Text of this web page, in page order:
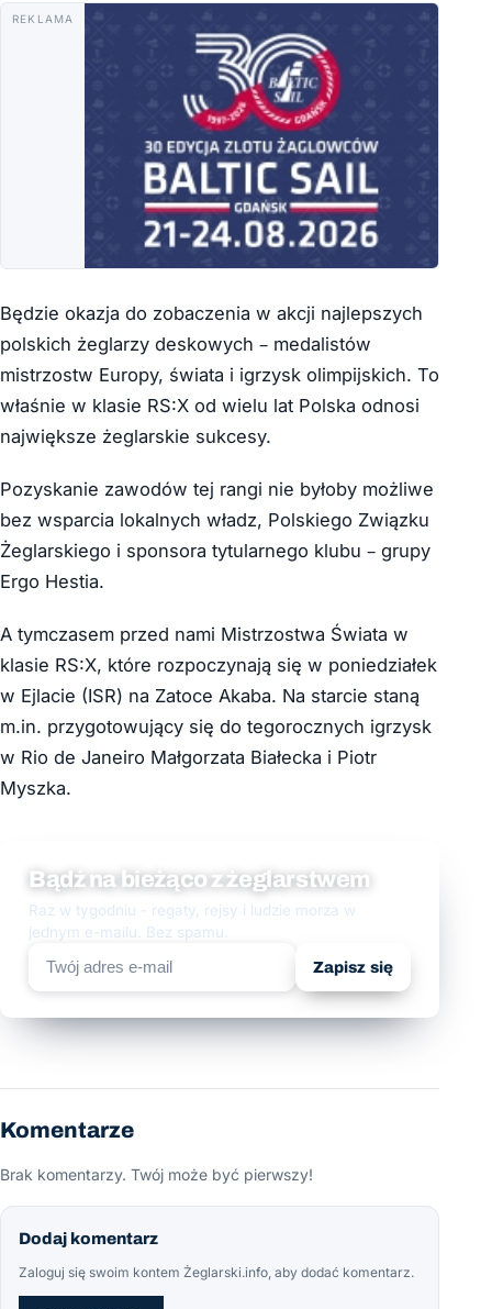
REKLAMA
Będzie okazja do zobaczenia w akcji najlepszych
polskich żeglarzy deskowych – medalistów
mistrzostw Europy, świata i igrzysk olimpijskich. To
właśnie w klasie RS:X od wielu lat Polska odnosi
największe żeglarskie sukcesy.
Pozyskanie zawodów tej rangi nie byłoby możliwe
bez wsparcia lokalnych władz, Polskiego Związku
Żeglarskiego i sponsora tytularnego klubu – grupy
Ergo Hestia.
A tymczasem przed nami Mistrzostwa Świata w
klasie RS:X, które rozpoczynają się w poniedziałek
w Ejlacie (ISR) na Zatoce Akaba. Na starcie staną
m.in. przygotowujący się do tegorocznych igrzysk
w Rio de Janeiro Małgorzata Białecka i Piotr
Myszka.
Bądź na bieżąco z żeglarstwem
Raz w tygodniu - regaty, rejsy i ludzie morza w
jednym e-mailu. Bez spamu.
Zapisz się
Komentarze
Brak komentarzy. Twój może być pierwszy!
Dodaj komentarz
Zaloguj się swoim kontem Żeglarski.info, aby dodać komentarz.